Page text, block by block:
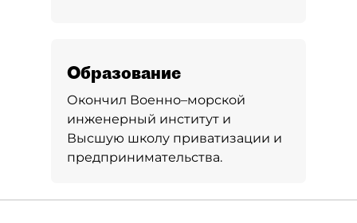
Образование
Окончил Военно–морской
инженерный институт и
Высшую школу приватизации и
предпринимательства.